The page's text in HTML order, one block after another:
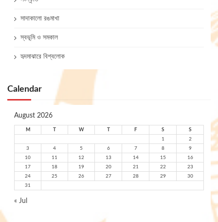
সাদাকালো রঙমাখা
স্বভূমি ও সমকাল
হৃদমাঝারে বিশ্বলোক
Calendar
August 2026
M W F S
S
1
2
3
4 5 6 7 8
9
10
11 12 13 14 15
16
17
18 19 20 21 22
23
24
25 26 27 28 29
30
31
« Jul